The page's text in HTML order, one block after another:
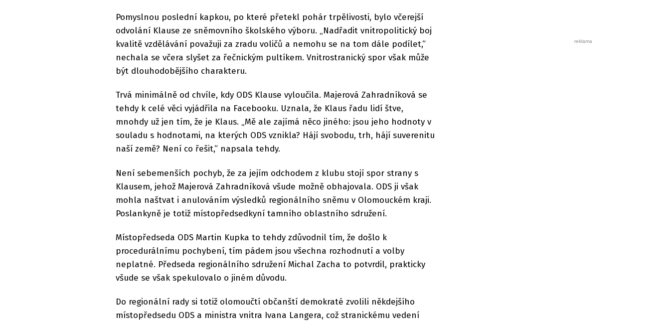
Pomyslnou poslední kapkou, po které přetekl pohár trpělivosti, bylo včerejší
odvolání Klause ze sněmovního školského výboru. „Nadřadit vnitropolitický boj
kvalitě vzdělávání považuji za zradu voličů a nemohu se na tom dále podílet,“
nechala se včera slyšet za řečnickým pultíkem. Vnitrostranický spor však může
být dlouhodobějšího charakteru.
Trvá minimálně od chvíle, kdy ODS Klause vyloučila. Majerová Zahradníková se
tehdy k celé věci vyjádřila na Facebooku. Uznala, že Klaus řadu lidí štve,
mnohdy už jen tím, že je Klaus. „Mě ale zajímá něco jiného: jsou jeho hodnoty v
souladu s hodnotami, na kterých ODS vznikla? Hájí svobodu, trh, hájí suverenitu
naší země? Není co řešit,“ napsala tehdy.
Není sebemenších pochyb, že za jejím odchodem z klubu stojí spor strany s
Klausem, jehož Majerová Zahradníková všude možně obhajovala. ODS ji však
mohla naštvat i anulováním výsledků regionálního sněmu v Olomouckém kraji.
Poslankyně je totiž místopředsedkyní tamního oblastního sdružení.
Místopředseda ODS Martin Kupka to tehdy zdůvodnil tím, že došlo k
procedurálnímu pochybení, tím pádem jsou všechna rozhodnutí a volby
neplatné. Předseda regionálního sdružení Michal Zacha to potvrdil, prakticky
všude se však spekulovalo o jiném důvodu.
Do regionální rady si totiž olomoučtí občanští demokraté zvolili někdejšího
místopředsedu ODS a ministra vnitra Ivana Langera, což stranickému vedení